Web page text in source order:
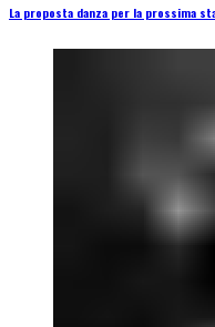
La proposta danza per la prossima